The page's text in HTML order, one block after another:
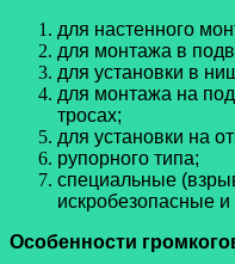
для настенного
для монтажа в
для установки в
для монтажа на
тросах;
для установки на
рупорного типа;
специальные
искробезопасные и
Особенности